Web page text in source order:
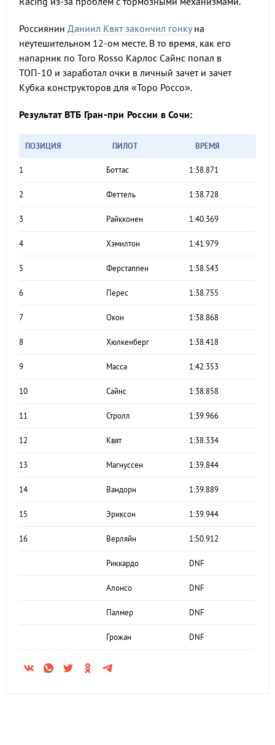
Россиянин Даниил Квят закончил гонкуна
неутешительном 12-ом месте. В то время, как его
напарник по Toro Rosso Карлос Сайнс попал в
ТОП-10 и заработал очки в личный зачет и зачет
Кубка конструкторов для «Торо Россо».
Результат ВТБ Гран-при России в Сочи:
ПОЗИЦИЯ ПИЛОТ ВРЕМЯ
1 Боттас 1:38.871
2 Феттель 1:38.728
3 Райкконен 1:40.369
4 Хэмилтон 1:41.979
5 Ферстаппен 1:38.543
6 Перес 1:38.755
7 Окон 1:38.868
8 Хюлкенберг 1:38.418
9 Масса 1:42.353
10 Сайнс 1:38.858
11 Стролл 1:39.966
12 Квят 1:38.334
13 Магнуссен 1:39.844
14 Вандорн 1:39.889
15 Эриксон 1:39.944
16 Верляйн 1:50.912
Риккардо DNF
Алонсо DNF
Палмер DNF
Грожан DNF